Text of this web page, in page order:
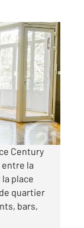
Century
entre la
place
quartier
bars,